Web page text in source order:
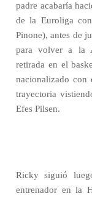
padre acabaría
de la Euroliga
Pinone), antes de
para volver a la
retirada en el
nacionalizado con
trayectoria
Efes Pilsen.
Ricky siguió
entrenador en la